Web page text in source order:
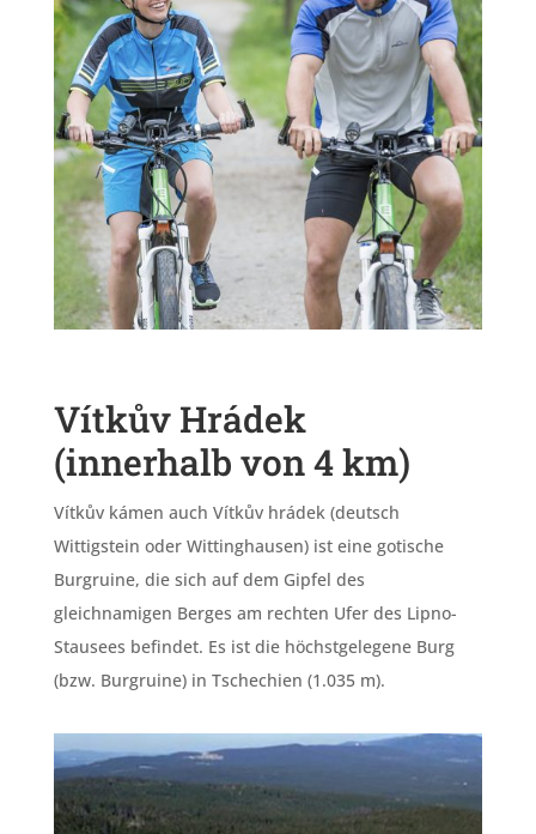
Vítkův Hrádek
(innerhalb von 4 km)
Vítkův kámen auch Vítkův hrádek (deutsch
Wittigstein oder Wittinghausen) ist eine gotische
Burgruine, die sich auf dem Gipfel des
gleichnamigen Berges am rechten Ufer des Lipno-
Stausees befindet. Es ist die höchstgelegene Burg
(bzw. Burgruine) in Tschechien (1.035 m).